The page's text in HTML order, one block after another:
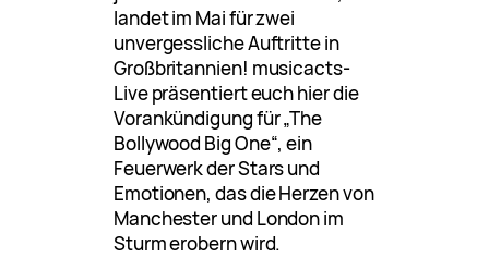
landet im Mai für zwei
unvergessliche Auftritte in
Großbritannien! musicacts-
Live präsentiert euch hier die
Vorankündigung für „The
Bollywood Big One“, ein
Feuerwerk der Stars und
Emotionen, das die Herzen von
Manchester und London im
Sturm erobern wird.